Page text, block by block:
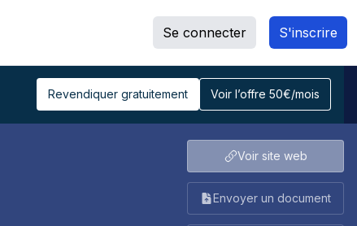
Se connecter S'inscrire
Revendiquer gratuitement Voir l’offre 50€/mois
Voir site web
Envoyer un document